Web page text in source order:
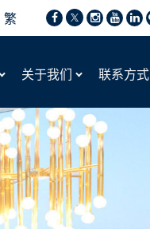
繁
关于我们 联系方式